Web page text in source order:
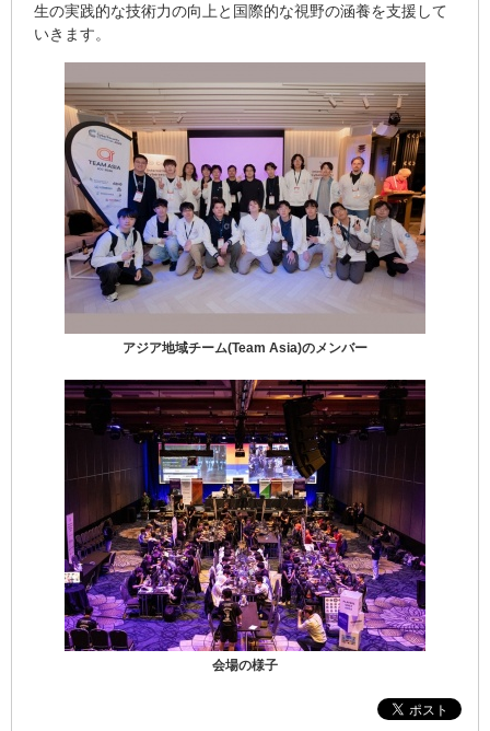
生の実践的な技術力の向上と国際的な視野の涵養を支援して
いきます。
アジア地域チーム(Team Asia)のメンバー
会場の様子